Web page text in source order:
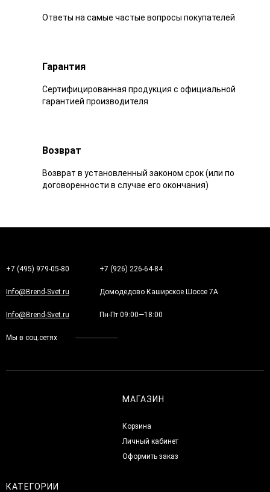
Ответы на самые частые вопросы покупателей
Гарантия
Сертифицированная продукция с официальной
гарантией производителя
Возврат
Возврат в установленный законом срок (или по
договоренности в случае его окончания)
+7 (495) 979-05-80 +7 (926) 226-64-84
Info@Brend-Svet.ru Домодедово Каширское Шоссе 7А
Info@Brend-Svet.ru Пн-Пт 09:00—18:00
Мы в соц.сетях
МАГАЗИН
Корзина
Личный кабинет
Оформить заказ
КАТЕГОРИИ